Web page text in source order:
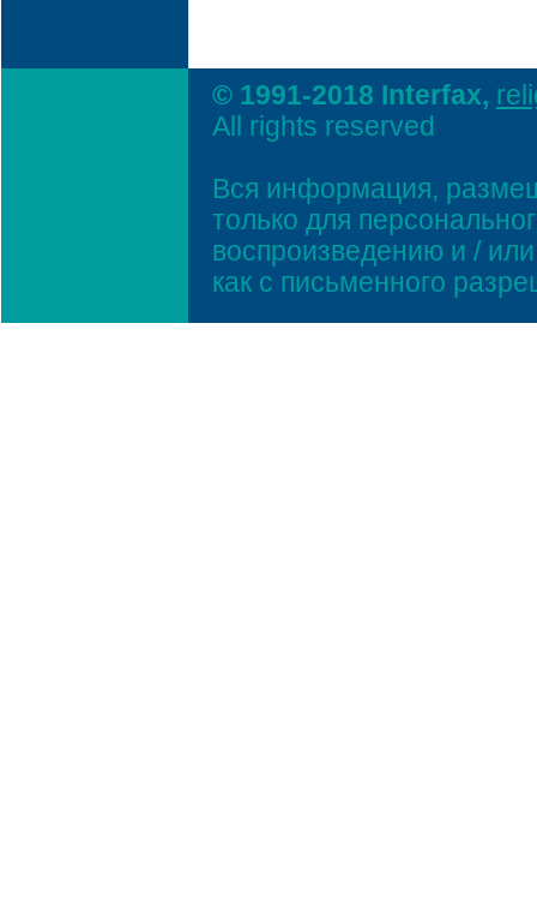
© 1991-2018 Interfax,
All rights reserved
Вся информация,
только для
воспроизведению и /
как с письменного